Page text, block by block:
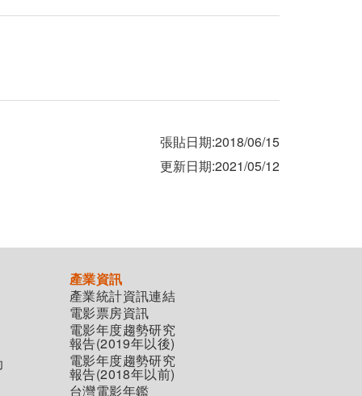
張貼日期:2018/06/15
更新日期:2021/05/12
產業資訊
產業統計資訊連結
電影票房資訊
電影年度趨勢研究
報告(2019年以後)
電影年度趨勢研究
報告(2018年以前)
台灣電影年鑑